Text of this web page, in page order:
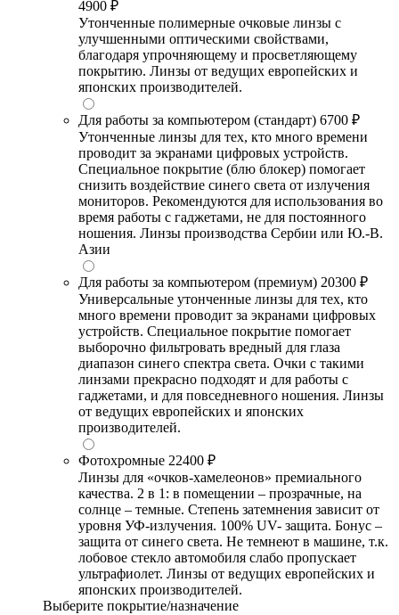
4900 ₽
Утонченные полимерные очковые линзы с
улучшенными оптическими свойствами,
благодаря упрочняющему и просветляющему
покрытию. Линзы от ведущих европейских и
японских производителей.
Для работы за компьютером (стандарт) 6700 ₽
Утонченные линзы для тех, кто много времени
проводит за экранами цифровых устройств.
Специальное покрытие (блю блокер) помогает
снизить воздействие синего света от излучения
мониторов. Рекомендуются для использования во
время работы с гаджетами, не для постоянного
ношения. Линзы производства Сербии или Ю.-В.
Азии
Для работы за компьютером (премиум) 20300 ₽
Универсальные утонченные линзы для тех, кто
много времени проводит за экранами цифровых
устройств. Специальное покрытие помогает
выборочно фильтровать вредный для глаза
диапазон синего спектра света. Очки с такими
линзами прекрасно подходят и для работы с
гаджетами, и для повседневного ношения. Линзы
от ведущих европейских и японских
производителей.
Фотохромные 22400 ₽
Линзы для «очков-хамелеонов» премиального
качества. 2 в 1: в помещении – прозрачные, на
солнце – темные. Степень затемнения зависит от
уровня УФ-излучения. 100% UV- защита. Бонус –
защита от синего света. Не темнеют в машине, т.к.
лобовое стекло автомобиля слабо пропускает
ультрафиолет. Линзы от ведущих европейских и
японских производителей.
Выберите покрытие/назначение